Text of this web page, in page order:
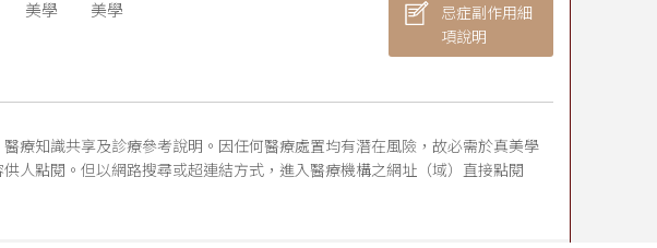
美學
美學
忌症副作用細
項說明
療知識共享及診療參考說明。因任何醫療處置均有潛在風險，故必需於真美學
人點閱。但以網路搜尋或超連結方式，進入醫療機構之網址（域）直接點閱